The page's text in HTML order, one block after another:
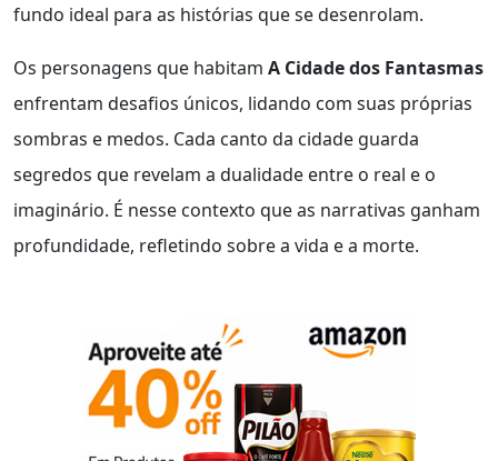
fundo ideal para as histórias que se desenrolam.
Os personagens que habitam A Cidade dos Fantasmas
enfrentam desafios únicos, lidando com suas próprias
sombras e medos. Cada canto da cidade guarda
segredos que revelam a dualidade entre o real e o
imaginário. É nesse contexto que as narrativas ganham
profundidade, refletindo sobre a vida e a morte.